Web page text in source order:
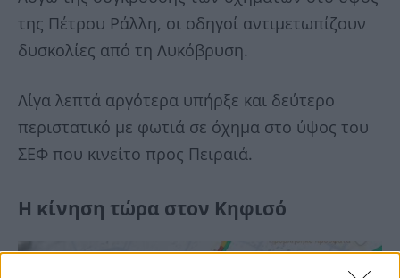
της Πέτρου Ράλλη, οι οδηγοί αντιμετωπίζουν
δυσκολίες από τη Λυκόβρυση.
Λίγα λεπτά αργότερα υπήρξε και δεύτερο
περιστατικό με φωτιά σε όχημα στο ύψος του
ΣΕΦ που κινείτο προς Πειραιά.
Η κίνηση τώρα στον Κηφισό